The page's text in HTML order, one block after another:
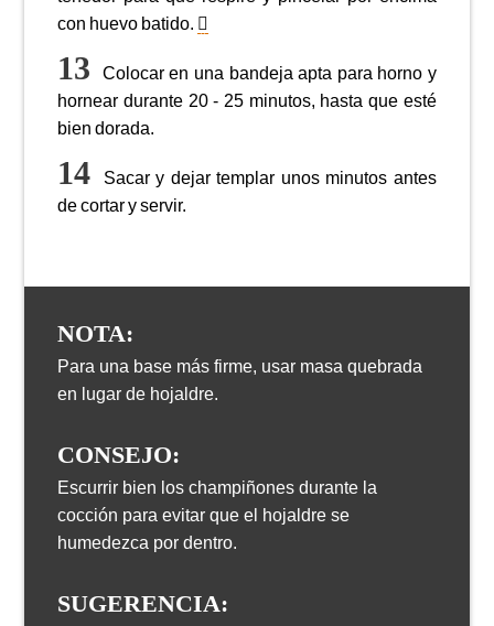
con huevo batido.
Colocar en una bandeja apta para horno y
hornear durante 20 - 25 minutos, hasta que esté
bien dorada.
Sacar y dejar templar unos minutos antes
de cortar y servir.
NOTA:
Para una base más firme, usar masa quebrada
en lugar de hojaldre.
CONSEJO:
Escurrir bien los champiñones durante la
cocción para evitar que el hojaldre se
humedezca por dentro.
SUGERENCIA: